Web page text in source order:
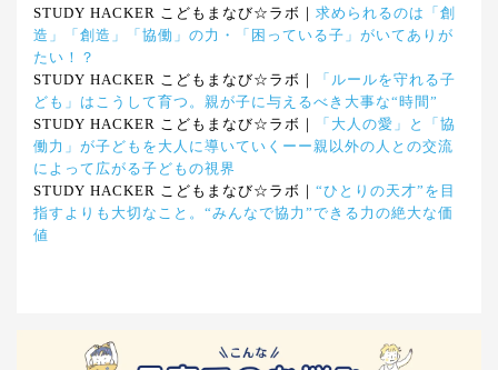
STUDY HACKER こどもまなび☆ラボ｜ 求められるのは「創
造」「創造」「協働」の力・「困っている子」がいてありが
たい！？
STUDY HACKER こどもまなび☆ラボ｜
「ルールを守れる子
ども」はこうして育つ。親が子に与えるべき大事な“時間”
STUDY HACKER こどもまなび☆ラボ｜
「大人の愛」と「協
働力」が子どもを大人に導いていくーー親以外の人との交流
によって広がる子どもの視界
STUDY HACKER こどもまなび☆ラボ｜ “ひとりの天才”を目
指すよりも大切なこと。“みんなで協力”できる力の絶大な価
値